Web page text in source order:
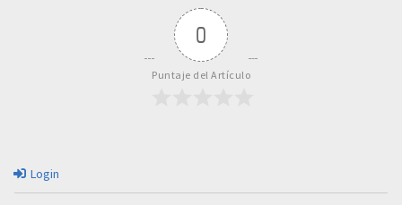
0
Puntaje del Artículo
Login